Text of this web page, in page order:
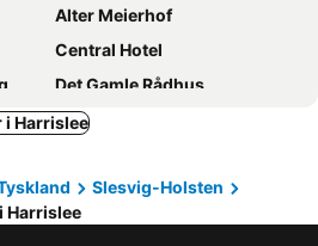
Alter Meierhof
Central Hotel
Det Gamle Rådhus
Landgasthof Tarp
Hotel Flensburger Hof
Hotel Wassersleben
i Harrislee
Slesvig-Holsten
Harrislee